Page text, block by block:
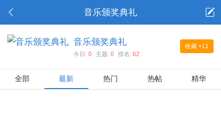
音乐颁奖典礼
收藏 +11
音乐颁奖典礼
今日: 0 主题: 0 排名: 62
全部 最新 热门 热帖 精华